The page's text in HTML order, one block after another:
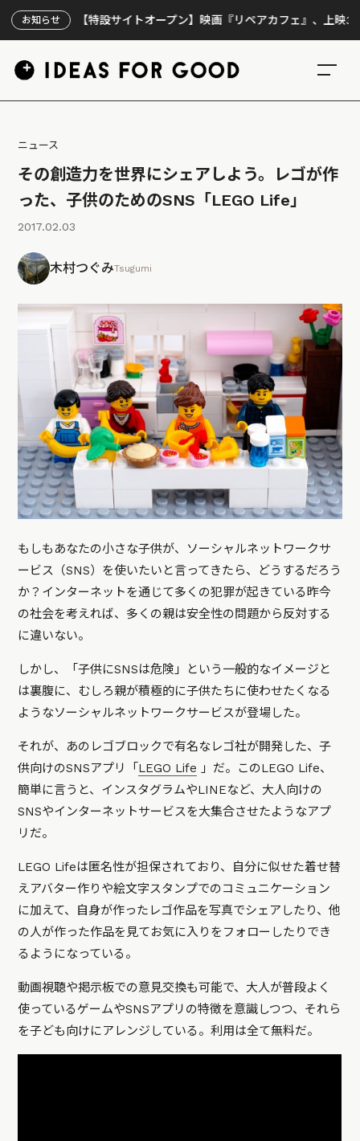
お知らせ
【特設サイトオープン】映画『リペアカフェ』、上映300回の
ニュース
その創造力を世界にシェアしよう。レゴが作
った、子供のためのSNS「LEGO Life」
2017.02.03
木村つぐみTsugumi
もしもあなたの小さな子供が、ソーシャルネットワークサ
ービス（SNS）を使いたいと言ってきたら、どうするだろう
か？インターネットを通じて多くの犯罪が起きている昨今
の社会を考えれば、多くの親は安全性の問題から反対する
に違いない。
しかし、「子供にSNSは危険」という一般的なイメージと
は裏腹に、むしろ親が積極的に子供たちに使わせたくなる
ようなソーシャルネットワークサービスが登場した。
それが、あのレゴブロックで有名なレゴ社が開発した、子
供向けのSNSアプリ「 LEGO Life 」だ。このLEGO Life、
簡単に言うと、インスタグラムやLINEなど、大人向けの
SNSやインターネットサービスを大集合させたようなアプ
リだ。
LEGO Lifeは匿名性が担保されており、自分に似せた着せ替
えアバター作りや絵文字スタンプでのコミュニケーション
に加えて、自身が作ったレゴ作品を写真でシェアしたり、他
の人が作った作品を見てお気に入りをフォローしたりでき
るようになっている。
動画視聴や掲示板での意見交換も可能で、大人が普段よく
使っているゲームやSNSアプリの特徴を意識しつつ、それら
を子ども向けにアレンジしている。利用は全て無料だ。